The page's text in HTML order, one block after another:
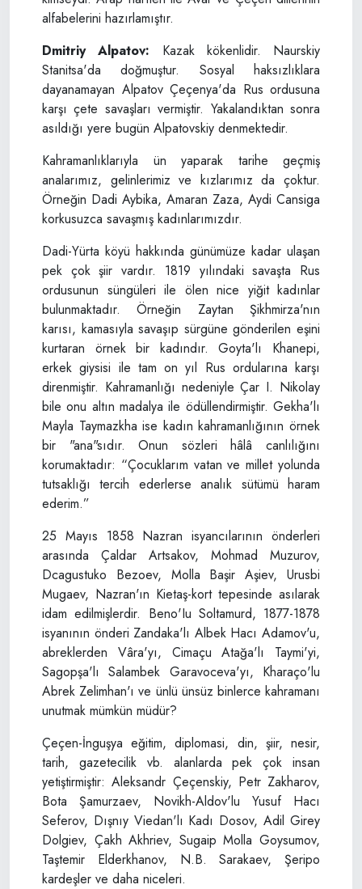
alfabelerini hazırlamıştır.
Dmitriy Alpatov: Kazak kökenlidir. Naurskiy
Stanitsa'da doğmuştur. Sosyal haksızlıklara
dayanamayan Alpatov Çeçenya'da Rus ordusuna
karşı çete savaşları vermiştir. Yakalandıktan sonra
asıldığı yere bugün Alpatovskiy denmektedir.
Kahramanlıklarıyla ün yaparak tarihe geçmiş
analarımız, gelinlerimiz ve kızlarımız da çoktur.
Örneğin Dadi Aybika, Amaran Zaza, Aydi Cansiga
korkusuzca savaşmış kadınlarımızdır.
Dadi-Yürta köyü hakkında günümüze kadar ulaşan
pek çok şiir vardır. 1819 yılındaki savaşta Rus
ordusunun süngüleri ile ölen nice yiğit kadınlar
bulunmaktadır. Örneğin Zaytan Şikhmirza'nın
karısı, kamasıyla savaşıp sürgüne gönderilen eşini
kurtaran örnek bir kadındır. Goyta'lı Khanepi,
erkek giysisi ile tam on yıl Rus ordularına karşı
direnmiştir. Kahramanlığı nedeniyle Çar I. Nikolay
bile onu altın madalya ile ödüllendirmiştir. Gekha'lı
Mayla Taymazkha ise kadın kahramanlığının örnek
bir "ana"sıdır. Onun sözleri hâlâ canlılığını
korumaktadır: “Çocuklarım vatan ve millet yolunda
tutsaklığı tercih ederlerse analık sütümü haram
ederim.”
25 Mayıs 1858 Nazran isyancılarının önderleri
arasında Çaldar Artsakov, Mohmad Muzurov,
Dcagustuko Bezoev, Molla Başir Aşiev, Urusbi
Mugaev, Nazran'ın Kietaş-kort tepesinde asılarak
idam edilmişlerdir. Beno'Iu Soltamurd, 1877-1878
isyanının önderi Zandaka'lı Albek Hacı Adamov'u,
abreklerden Vâra'yı, Cimaçu Atağa'lı Taymi'yi,
Sagopşa'lı Salambek Garavoceva'yı, Kharaço'lu
Abrek Zelimhan'ı ve ünlü ünsüz binlerce kahramanı
unutmak mümkün müdür?
Çeçen-İnguşya eğitim, diplomasi, din, şiir, nesir,
tarih, gazetecilik vb. alanlarda pek çok insan
yetiştirmiştir: Aleksandr Çeçenskiy, Petr Zakharov,
Bota Şamurzaev, Novikh-Aldov'lu Yusuf Hacı
Seferov, Dışnıy Viedan'lı Kadı Dosov, Adil Girey
Dolgiev, Çakh Akhriev, Sugaip Molla Goysumov,
Taştemir Elderkhanov, N.B. Sarakaev, Şeripo
kardeşler ve daha niceleri.